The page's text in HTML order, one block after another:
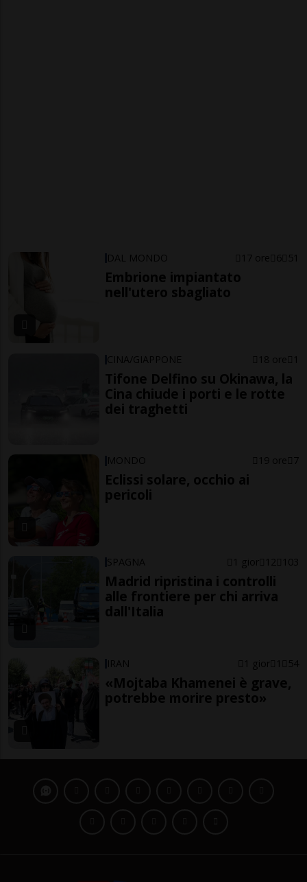
DAL MONDO 17 ore 6 51
Embrione impiantato
nell'utero sbagliato
CINA/GIAPPONE 18 ore 1
Tifone Delfino su Okinawa, la
Cina chiude i porti e le rotte
dei traghetti
MONDO 19 ore 7
Eclissi solare, occhio ai
pericoli
SPAGNA 1 gior 12 103
Madrid ripristina i controlli
alle frontiere per chi arriva
dall'Italia
IRAN 1 gior 1 54
«Mojtaba Khamenei è grave,
potrebbe morire presto»